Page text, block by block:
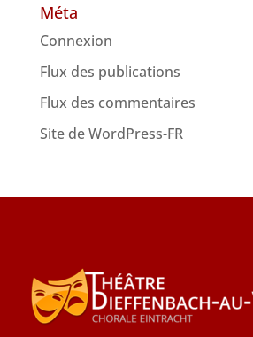
Méta
Connexion
Flux des publications
Flux des commentaires
Site de WordPress-FR